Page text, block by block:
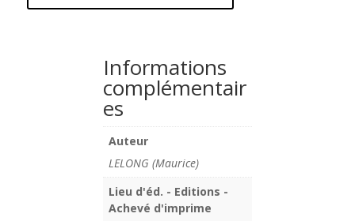
Informations
complémentair
es
Auteur
LELONG (Maurice)
Lieu d'éd. - Editions -
Achevé d'imprime